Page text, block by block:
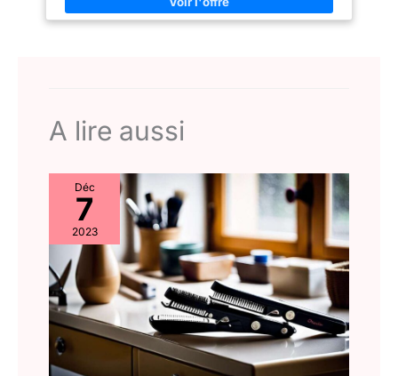
le concentrateur promet une stylisation parfaite Réparabilité 15
ans, Garantie 2 ans COIFFURE LONGUE TENUE : la touche air
A lire aussi
Déc
7
2023